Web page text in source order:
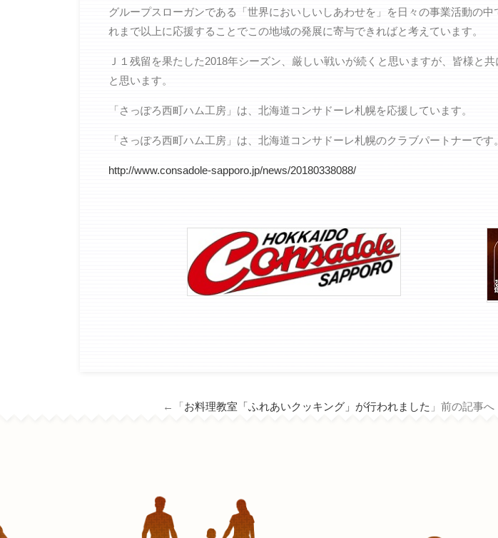
グループスローガンである「世界においしいしあわせを」を日々の事業活動の
れまで以上に応援することでこの地域の発展に寄与できればと考えています。
Ｊ１残留を果たした2018年シーズン、厳しい戦いが続くと思いますが、皆様
と思います。
「さっぽろ西町ハム工房」は、北海道コンサドーレ札幌を応援しています。
「さっぽろ西町ハム工房」は、北海道コンサドーレ札幌のクラブパートナーです。
http://www.consadole-sapporo.jp/news/20180338088/
←「お料理教室「ふれあいクッキング」が行われました 」前の記事